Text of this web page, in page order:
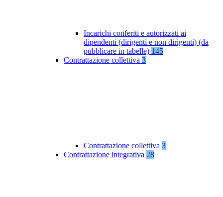
Incarichi conferiti e autorizzati ai
dipendenti (dirigenti e non dirigenti) (da
pubblicare in tabelle) 145
Contrattazione collettiva 3
Contrattazione collettiva 3
Contrattazione integrativa 28